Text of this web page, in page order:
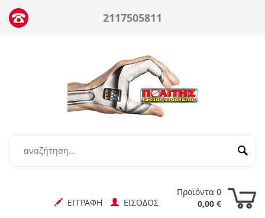
2117505811
Προϊόντα 0
0,00 €
ΕΓΓΡΑΦΗ ΕΙΣΟΔΟΣ